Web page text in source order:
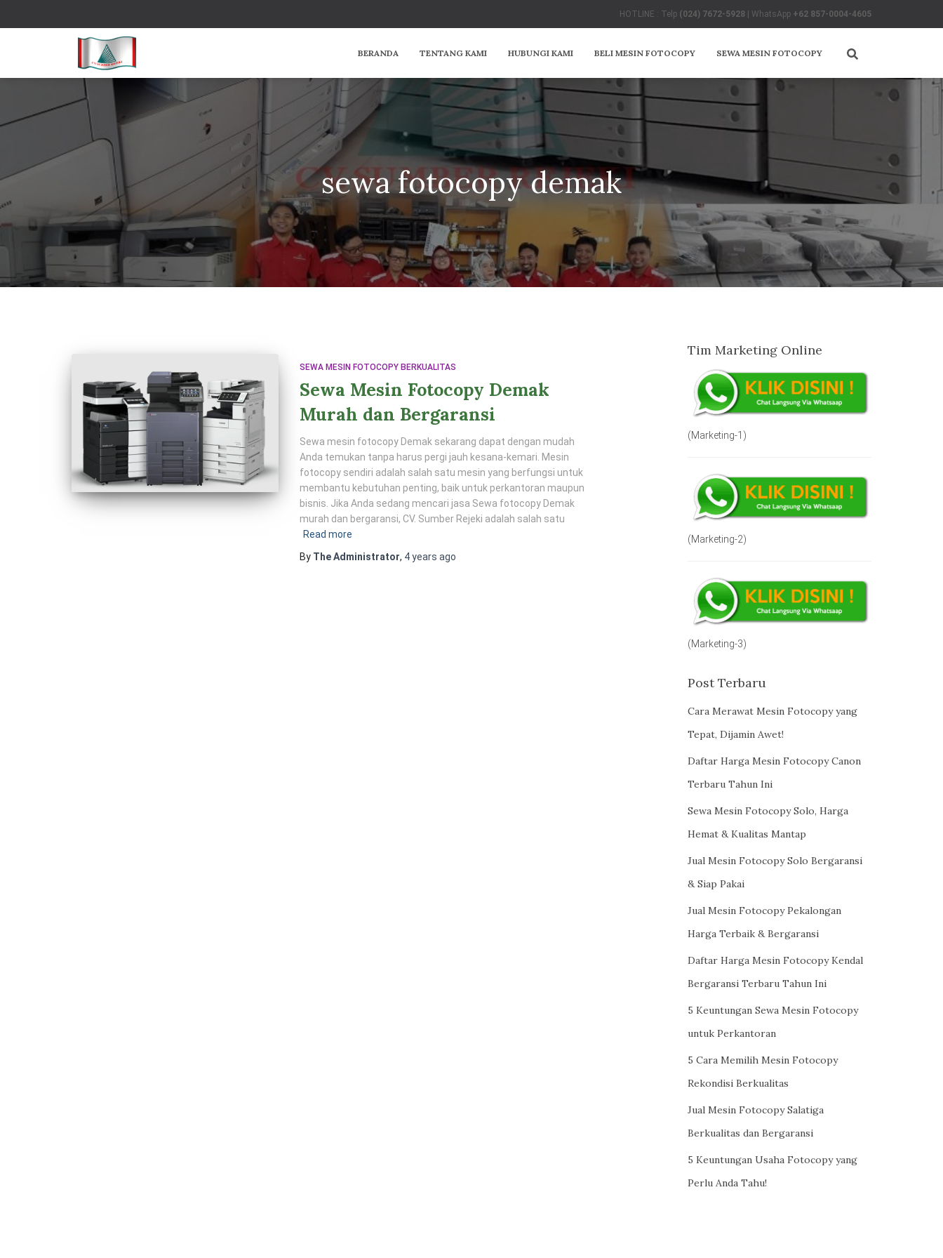
HOTLINE : Telp (024) 7672-5928 | WhatsApp +62 857-0004-4605
BERANDA TENTANG KAMI HUBUNGI KAMI BELI MESIN FOTOCOPY SEWA MESIN FOTOCOPY
sewa fotocopy demak
SEWA MESIN FOTOCOPY BERKUALITAS
Sewa Mesin Fotocopy Demak
Murah dan Bergaransi
Sewa mesin fotocopy Demak sekarang dapat dengan mudah
Anda temukan tanpa harus pergi jauh kesana-kemari. Mesin
fotocopy sendiri adalah salah satu mesin yang berfungsi untuk
membantu kebutuhan penting, baik untuk perkantoran maupun
bisnis. Jika Anda sedang mencari jasa Sewa fotocopy Demak
murah dan bergaransi, CV. Sumber Rejeki adalah salah satu
Read more
By The Administrator, 4 years ago
Tim Marketing Online
(Marketing-1)
(Marketing-2)
(Marketing-3)
Post Terbaru
Cara Merawat Mesin Fotocopy yang
Tepat, Dijamin Awet!
Daftar Harga Mesin Fotocopy Canon
Terbaru Tahun Ini
Sewa Mesin Fotocopy Solo, Harga
Hemat & Kualitas Mantap
Jual Mesin Fotocopy Solo Bergaransi
& Siap Pakai
Jual Mesin Fotocopy Pekalongan
Harga Terbaik & Bergaransi
Daftar Harga Mesin Fotocopy Kendal
Bergaransi Terbaru Tahun Ini
5 Keuntungan Sewa Mesin Fotocopy
untuk Perkantoran
5 Cara Memilih Mesin Fotocopy
Rekondisi Berkualitas
Jual Mesin Fotocopy Salatiga
Berkualitas dan Bergaransi
5 Keuntungan Usaha Fotocopy yang
Perlu Anda Tahu!